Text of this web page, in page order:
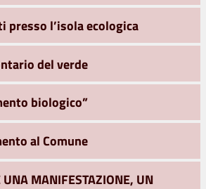
presso l’isola ecologica
del verde
biologico”
al Comune
MANIFESTAZIONE, UN